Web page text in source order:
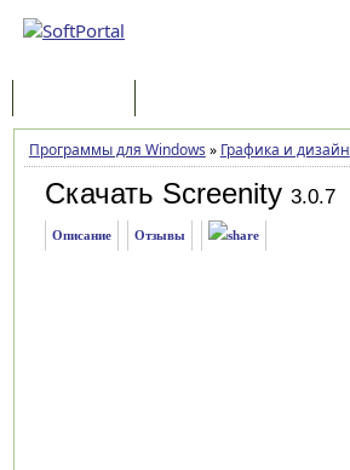
Программы для Windows » Графика и дизайн
Скачать Screenity 3.0.7
Описание Отзывы